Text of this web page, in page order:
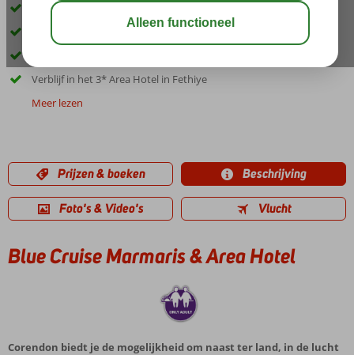
Ideale combinatie van cruise en hotel
Schitterende cruise langs de Egeïsche Kust
Verblijf in het 3* Area Hotel in Fethiye
Meer lezen
Prijzen & boeken Beschrijving
Foto's & Video's Vlucht
Blue Cruise Marmaris & Area Hotel
Corendon biedt je de mogelijkheid om naast ter land, in de lucht